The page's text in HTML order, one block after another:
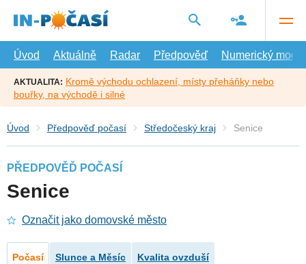
hlavní
Úvod
Aktuálně Radar Předpověď Numerický model
AKTUALITA: Kromě východu ochlazení, místy přeháňky nebo
bouřky, na východě i silné
Úvod Předpověď počasí Středočeský kraj Senice
PŘEDPOVĚĎ POČASÍ
Senice
Označit jako domovské město
Počasí Slunce a Měsíc Kvalita ovzduší